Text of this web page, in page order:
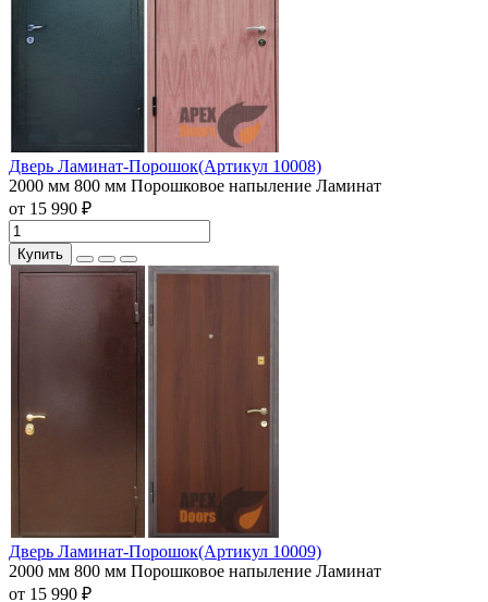
Дверь Ламинат-Порошок(Артикул 10008)
2000 мм 800 мм Порошковое напыление Ламинат
от 15 990 ₽
Купить
Дверь Ламинат-Порошок(Артикул 10009)
2000 мм 800 мм Порошковое напыление Ламинат
от 15 990 ₽